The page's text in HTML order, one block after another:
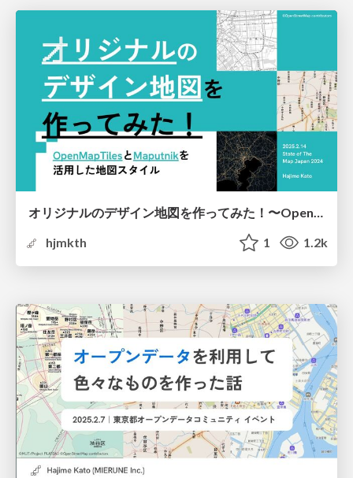
オリジナルのデザイン地図を作ってみた！〜OpenMapTilesとMaputnikを活用した地図スタイル〜
hjmkth
1 1.2k